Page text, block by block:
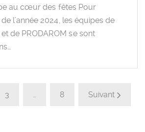
au cœur des fêtes Pour
l’année 2024, les équipes de
et de PRODAROM se sont
3 … 8 Suivant